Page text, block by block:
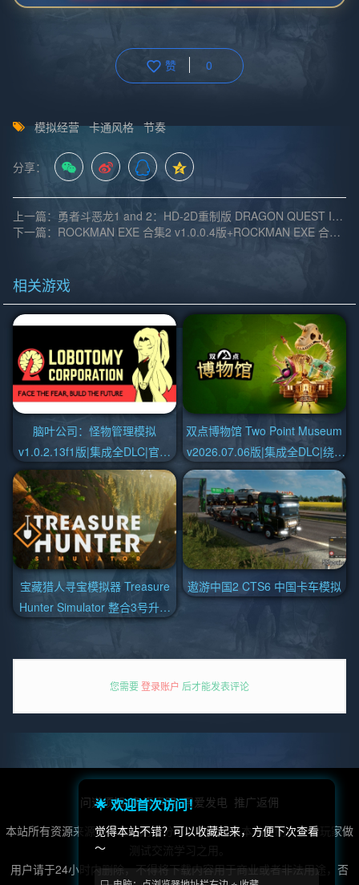
赞 0
模拟经营 卡通风格 节奏
分享：
上一篇：勇者斗恶龙1 and 2：HD-2D重制版 DRAGON QUEST I And II HD-2D Remake v1.0.2版|官方中文
下一篇：ROCKMAN EXE 合集2 v1.0.0.4版+ROCKMAN EXE 合集1 v2023.10.13版|集成全DLC|官方中文
相关游戏
脑叶公司：怪物管理模拟
v1.0.2.13f1版|集成全DLC|官方
中文
双点博物馆 Two Point Museum
v2026.07.06版|集成全DLC|绕D
加密|官方中文，虚拟机版不喜勿
下
宝藏猎人寻宝模拟器 Treasure
Hunter Simulator 整合3号升级
遨游中国2 CTS6 中国卡车模拟
您需要登录账户 后才能发表评论
问道须知 免责声明 用爱发电 推广返佣
本站所有资源来源于第三方用户分享，转载，非本站自制，仅供玩家做
用户请于24小时内删除，不得将下载内容用于商业或者非法用途，否
🌟 欢迎首次访问！
觉得本站不错？可以收藏起来，方便下次查看
～